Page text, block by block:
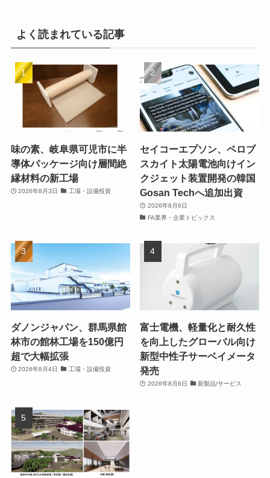
よく読まれている記事
味の素、岐阜県可児市に半
導体パッケージ向け層間絶
縁材料の新工場
2026年8月3日 工場・設備投資
セイコーエプソン、ペロブ
スカイト太陽電池向けイン
クジェット装置開発の韓国
Gosan Techへ追加出資
2026年8月6日
FA業界・企業トピックス
ダノンジャパン、群馬県館
林市の館林工場を150億円
超で大幅拡張
2026年8月4日 工場・設備投資
富士電機、軽量化と耐久性
を向上したグローバル向け
新型中性子サーベイメータ
発売
2026年8月6日 新製品/サービス